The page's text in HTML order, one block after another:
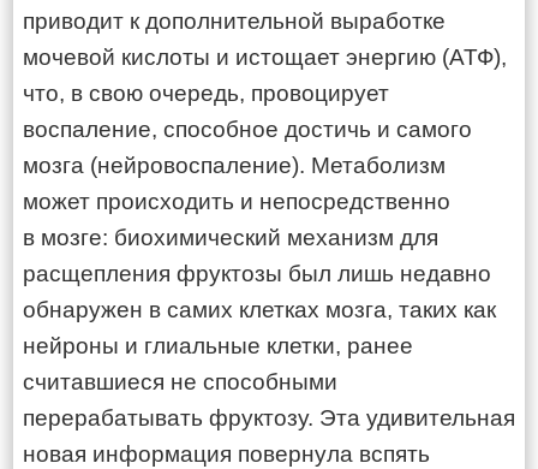
приводит к дополнительной выработке
мочевой кислоты и истощает энергию (АТФ),
что, в свою очередь, провоцирует
воспаление, способное достичь и самого
мозга (нейровоспаление). Метаболизм
может происходить и непосредственно
в мозге: биохимический механизм для
расщепления фруктозы был лишь недавно
обнаружен в самих клетках мозга, таких как
нейроны и глиальные клетки, ранее
считавшиеся не способными
перерабатывать фруктозу. Эта удивительная
новая информация повернула вспять